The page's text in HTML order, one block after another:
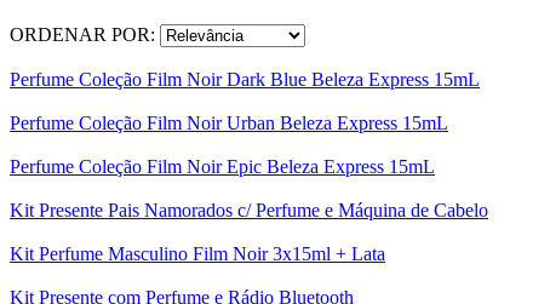
ORDENAR POR:
Perfume Coleção Film Noir Dark Blue Beleza Express 15mL
Perfume Coleção Film Noir Urban Beleza Express 15mL
Perfume Coleção Film Noir Epic Beleza Express 15mL
Kit Presente Pais Namorados c/ Perfume e Máquina de Cabelo
Kit Perfume Masculino Film Noir 3x15ml + Lata
Kit Presente com Perfume e Rádio Bluetooth